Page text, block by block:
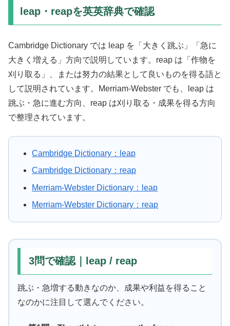
leap・reapを英英辞典で確認
Cambridge Dictionary では leap を「大きく跳ぶ」「急に
大きく増える」方向で説明しています。reap は「作物を
刈り取る」、または努力の結果として良いものを得る語と
して説明されています。Merriam-Webster でも、leap は
跳ぶ・急に進む方向、reap は刈り取る・成果を得る方向
で整理されています。
Cambridge Dictionary：leap
Cambridge Dictionary：reap
Merriam-Webster Dictionary：leap
Merriam-Webster Dictionary：reap
3問で確認｜leap / reap
跳ぶ・急増する動きなのか、成果や利益を得ること
なのかに注目して選んでください。